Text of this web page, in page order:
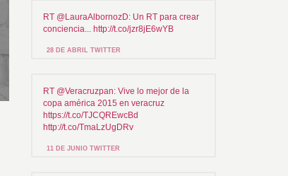
RT @LauraAlbornozD: Un RT para crear
conciencia... http://t.co/jzr8jE6wYB
28 DE ABRIL TWITTER
RT @Veracruzpan: Vive lo mejor de la
copa américa 2015 en veracruz
https://t.co/TJCQREwcBd
http://t.co/TmaLzUgDRv
11 DE JUNIO TWITTER